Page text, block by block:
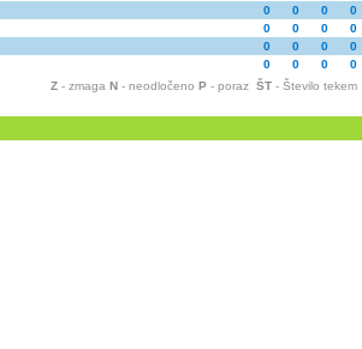
0 0 0 0
0 0 0 0
0 0 0 0
0 0 0 0
Z - zmaga N - neodločeno P - poraz ŠT - Število tekem